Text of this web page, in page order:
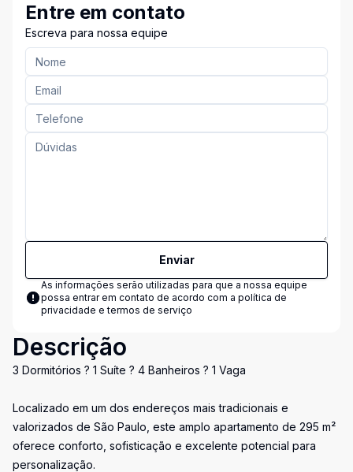
Entre em contato
Escreva para nossa equipe
Enviar
As informações serão utilizadas para que a nossa equipe
possa entrar em contato de acordo com a política de
privacidade e termos de serviço
Descrição
3 Dormitórios ? 1 Suíte ? 4 Banheiros ? 1 Vaga
Localizado em um dos endereços mais tradicionais e
valorizados de São Paulo, este amplo apartamento de 295 m²
oferece conforto, sofisticação e excelente potencial para
personalização.